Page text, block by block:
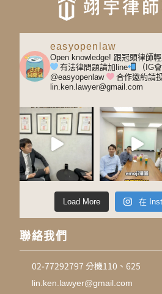
easyopenlaw
Open knowledge! 跟冠頭律師
有法律問題請加line
（IG
@easyopenlaw
合作邀約請
lin.ken.lawyer@gmail.com
Load More 在
聯絡我們
02-77292797 分機110、625
lin.ken.lawyer@gmail.com